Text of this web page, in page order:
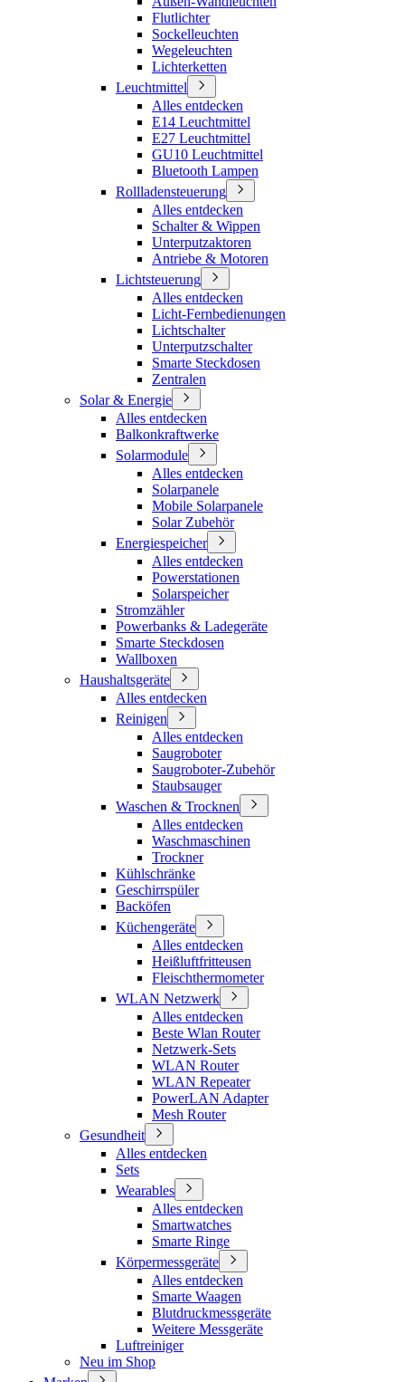
Flutlichter
Sockelleuchten
Wegeleuchten
Lichterketten
Leuchtmittel
Alles entdecken
E14 Leuchtmittel
E27 Leuchtmittel
GU10 Leuchtmittel
Bluetooth Lampen
Rollladensteuerung
Alles entdecken
Schalter & Wippen
Unterputzaktoren
Antriebe & Motoren
Lichtsteuerung
Alles entdecken
Licht-Fernbedienungen
Lichtschalter
Unterputzschalter
Smarte Steckdosen
Zentralen
Solar & Energie
Alles entdecken
Balkonkraftwerke
Solarmodule
Alles entdecken
Solarpanele
Mobile Solarpanele
Solar Zubehör
Energiespeicher
Alles entdecken
Powerstationen
Solarspeicher
Stromzähler
Powerbanks & Ladegeräte
Smarte Steckdosen
Wallboxen
Haushaltsgeräte
Alles entdecken
Reinigen
Alles entdecken
Saugroboter
Saugroboter-Zubehör
Staubsauger
Waschen & Trocknen
Alles entdecken
Waschmaschinen
Trockner
Kühlschränke
Geschirrspüler
Backöfen
Küchengeräte
Alles entdecken
Heißluftfritteusen
Fleischthermometer
WLAN Netzwerk
Alles entdecken
Beste Wlan Router
Netzwerk-Sets
WLAN Router
WLAN Repeater
PowerLAN Adapter
Mesh Router
Gesundheit
Alles entdecken
Sets
Wearables
Alles entdecken
Smartwatches
Smarte Ringe
Körpermessgeräte
Alles entdecken
Smarte Waagen
Blutdruckmessgeräte
Weitere Messgeräte
Luftreiniger
Neu im Shop